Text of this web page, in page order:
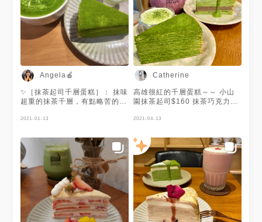
Angela🍎
✨［抹茶起司千層蛋糕］： 抹味
超重的抹茶千層，有點略苦的認
醬，搭起來剛剛好，超好吃😋
抹茶拿鐵🍵，略苦的抹茶，如果
喜歡牛奶味大於抹茶味的人不要
嘗試這杯XD
2021-01-13
Catherine
高雄很紅的千層蛋糕～～ 小山
園抹茶起司$160 抹茶巧克力
體就是好吃會想再訪的店 但是
M🥺
2021-04-13